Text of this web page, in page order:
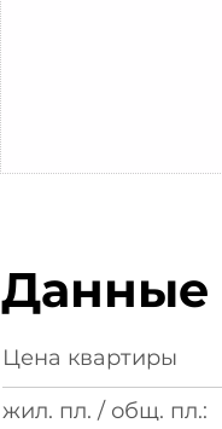
Данные
Цена квартиры
жил. пл. / общ. пл.: